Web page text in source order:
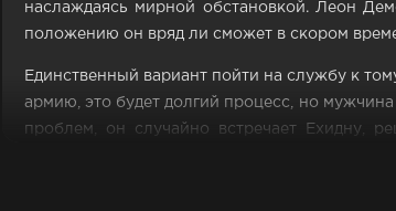
наслаждаясь мирной обстановкой. Леон
положению он вряд ли сможет в скором
Единственный вариант пойти на службу к
армию, это будет долгий процесс, но
проблем, он случайно встречает Ехидну,
неожиданным и шокирующем. Главного героя